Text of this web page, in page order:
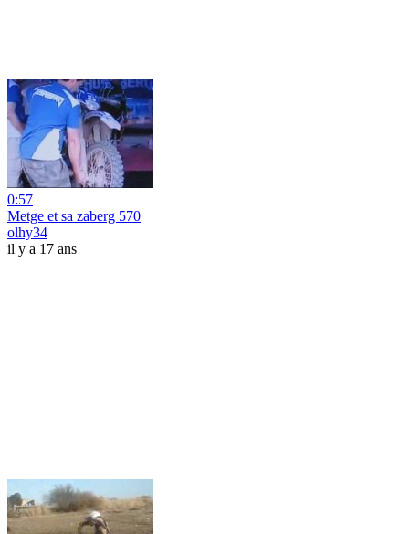
0:57
Metge et sa zaberg 570
olhy34
il y a 17 ans